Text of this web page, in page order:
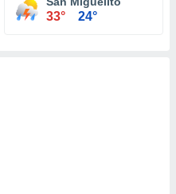
33° 24°